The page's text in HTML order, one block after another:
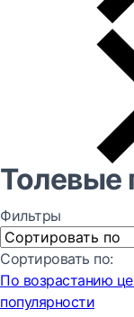
Толевые
Фильтры
Сортировать по:
По возрастанию
популярности